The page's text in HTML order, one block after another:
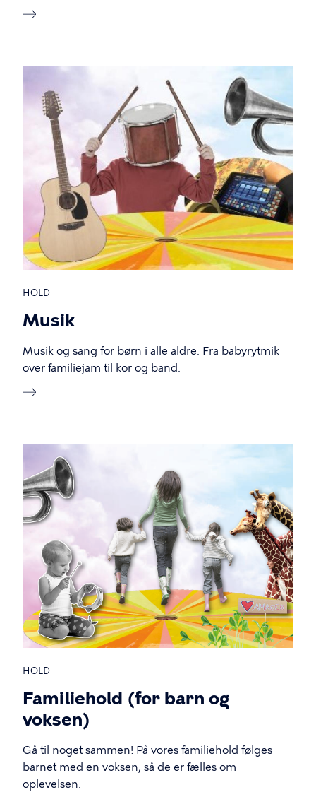
HOLD
Musik
Musik og sang for børn i alle aldre. Fra babyrytmik
over familiejam til kor og band.
HOLD
Familiehold (for barn og
voksen)
Gå til noget sammen! På vores familiehold følges
barnet med en voksen, så de er fælles om
oplevelsen.